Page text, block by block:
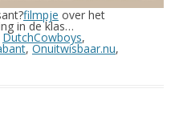
filmpje over het
in de klas…
DutchCowboys,
,Onuitwisbaar.nu,